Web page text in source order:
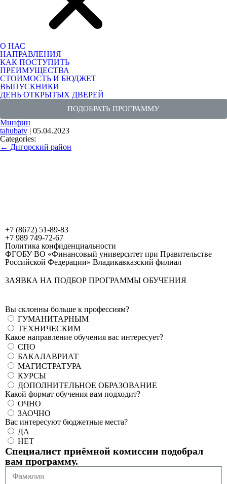
О НАС
НАПРАВЛЕНИЯ
КАК ПОСТУПИТЬ
ПРЕИМУЩЕСТВА
СТОИМОСТЬ И БЮДЖЕТ
ВЫПУСКНИКИ
ДЕНЬ ОТКРЫТЫХ ДВЕРЕЙ
ПОДОБРАТЬ ПРОГРАММУ
Минфин
tahubatv | 05.04.2023
Categories:
← Дигорский район
+7 (8672) 51-89-83
+7 989 749-72-67
Политика конфиденциальности
ФГОБУ ВО «Финансовый университет при Правительстве
Российской Федерации» Владикавказский филиал
ЗАЯВКА НА ПОДБОР ПРОГРАММЫ ОБУЧЕНИЯ
Вы склонны больше к профессиям?
ГУМАНИТАРНЫМ
ТЕХНИЧЕСКИМ
Какое направление обучения вас интересует?
СПО
БАКАЛАВРИАТ
МАГИСТРАТУРА
КУРСЫ
ДОПОЛНИТЕЛЬНОЕ ОБРАЗОВАНИЕ
Какой формат обучения вам подходит?
ОЧНО
ЗАОЧНО
Вас интересуют бюджетные места?
ДА
НЕТ
Специалист приёмной комиссии подобрал
вам программу.